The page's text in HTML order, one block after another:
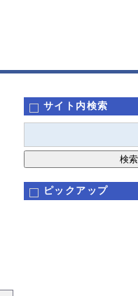
サイト内検索
ピックアップ